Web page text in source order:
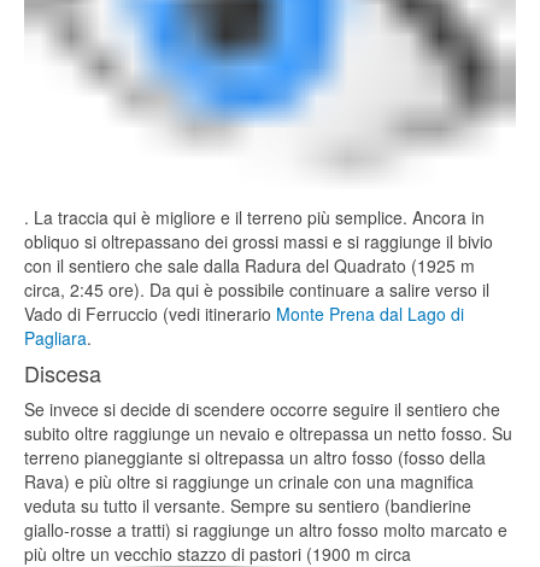
. La traccia qui è migliore e il terreno più semplice. Ancora in
obliquo si oltrepassano dei grossi massi e si raggiunge il bivio
con il sentiero che sale dalla Radura del Quadrato (1925 m
circa, 2:45 ore). Da qui è possibile continuare a salire verso il
Vado di Ferruccio (vedi itinerario Monte Prena dal Lago di
Pagliara.
Discesa
Se invece si decide di scendere occorre seguire il sentiero che
subito oltre raggiunge un nevaio e oltrepassa un netto fosso. Su
terreno pianeggiante si oltrepassa un altro fosso (fosso della
Rava) e più oltre si raggiunge un crinale con una magnifica
veduta su tutto il versante. Sempre su sentiero (bandierine
giallo-rosse a tratti) si raggiunge un altro fosso molto marcato e
più oltre un vecchio stazzo di pastori (1900 m circa